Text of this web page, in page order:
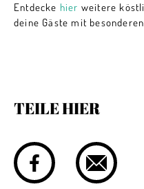
Entdecke hier weitere
deine Gäste mit
TEILE HIER